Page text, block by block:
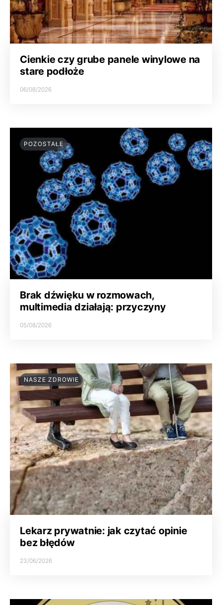
Cienkie czy grube panele winylowe na
stare podłoże
06/08/2026
POZOSTAŁE
Brak dźwięku w rozmowach,
multimedia działają: przyczyny
05/08/2026
NASZE ZDROWIE
Lekarz prywatnie: jak czytać opinie
bez błędów
23/06/2026